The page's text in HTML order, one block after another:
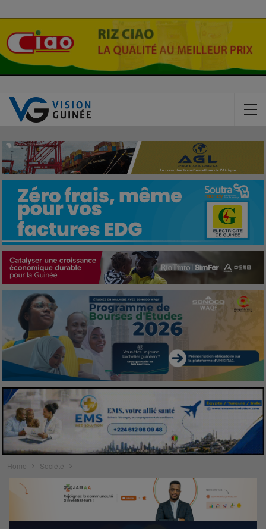
Home Société